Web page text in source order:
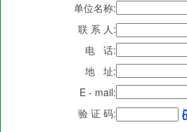
单位名称:
联 系 人:
电 话:
地 址:
E - mail:
验 证 码: